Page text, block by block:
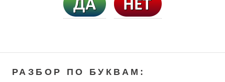
РАЗБОР ПО БУКВАМ: